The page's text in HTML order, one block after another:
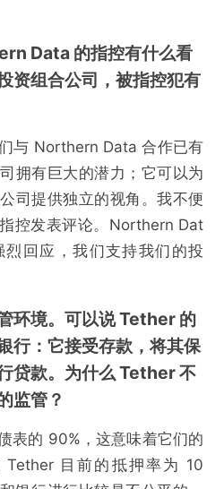
Data 的指控有什么看
资组合公司，被指控犯有
与 Northern Data 合作已有
拥有巨大的潜力；它可以为
司提供独立的视角。我不便
控发表评论。Northern Dat
回应，我们支持我们的投
环境。可以说 Tether 的
行：它接受存款，将其保
贷款。为什么 Tether 不
监管？
表的 90%，这意味着它们的
目前的抵押率为 10